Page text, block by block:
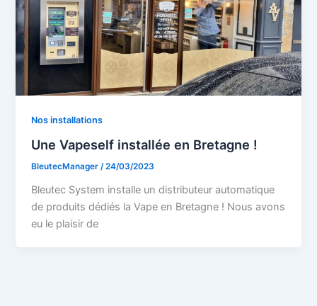
Nos installations
Une Vapeself installée en Bretagne !
BleutecManager /24/03/2023
Bleutec System installe un distributeur automatique
de produits dédiés la Vape en Bretagne ! Nous avons
eu le plaisir de